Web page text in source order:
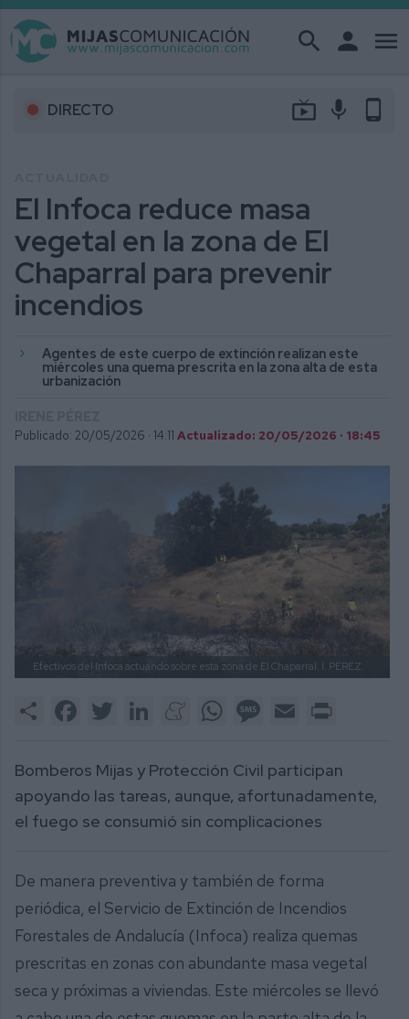
search person menu
DIRECTO live_tv mic phone_android
El Infoca reduce masa
vegetal en la zona de El
Chaparral para prevenir
incendios
Agentes de este cuerpo de extinción realizan este
miércoles una quema prescrita en la zona alta de esta
urbanización
Publicado: 20/05/2026 · 14:11 Actualizado: 20/05/2026 · 18:45
Efectivos del Infoca actuando sobre esta zona de El Chaparral. I. PÉREZ.
Share FacebookTwitter LinkedInMeneameWhatsAppMessage
Email
Bomberos Mijas y Protección Civil participan
apoyando las tareas, aunque, afortunadamente,
el fuego se consumió sin complicaciones
De manera preventiva y también de forma
periódica, el Servicio de Extinción de Incendios
Forestales de Andalucía (Infoca) realiza quemas
prescritas en zonas con abundante masa vegetal
seca y próximas a viviendas. Este miércoles se llevó